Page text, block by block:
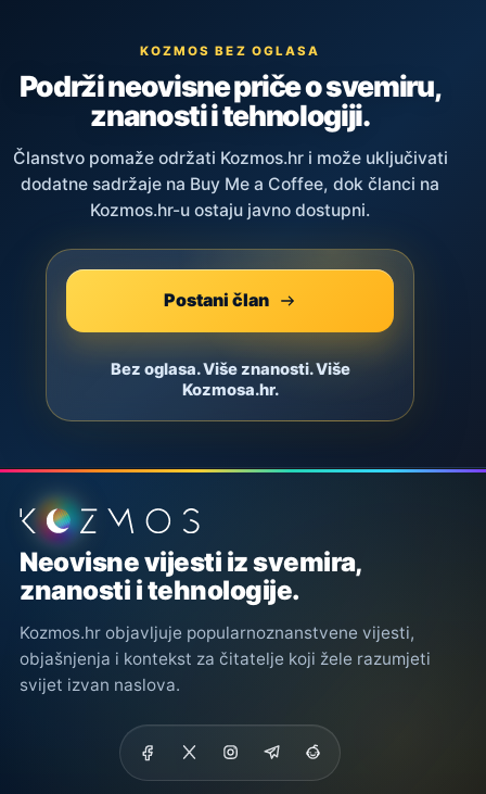
KOZMOS BEZ OGLASA
Podrži neovisne priče o svemiru,
znanosti i tehnologiji.
Članstvo pomaže održati Kozmos.hr i može uključivati
dodatne sadržaje na Buy Me a Coffee, dok članci na
Kozmos.hr-u ostaju javno dostupni.
Postani član
Bez oglasa. Više znanosti. Više
Kozmosa.hr.
Podnožje stranice
Neovisne vijesti iz svemira,
znanosti i tehnologije.
Kozmos.hr objavljuje popularnoznanstvene vijesti,
objašnjenja i kontekst za čitatelje koji žele razumjeti
svijet izvan naslova.